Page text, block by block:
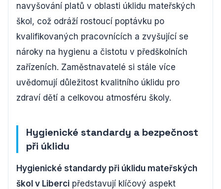
navyšování platů v oblasti úklidu mateřských
škol, což odráží rostoucí poptávku po
kvalifikovaných pracovnících a zvyšující se
nároky na hygienu a čistotu v předškolních
zařízeních. Zaměstnavatelé si stále více
uvědomují důležitost kvalitního úklidu pro
zdraví dětí a celkovou atmosféru školy.
Hygienické standardy a bezpečnost
při úklidu
Hygienické standardy při úklidu mateřských
škol v Liberci představují klíčový aspekt